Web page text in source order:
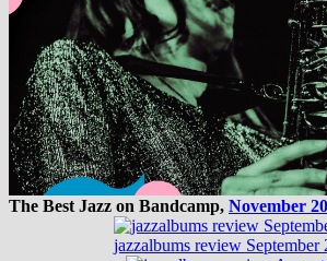
The Best Jazz on Bandcamp, November
jazzalbums review September